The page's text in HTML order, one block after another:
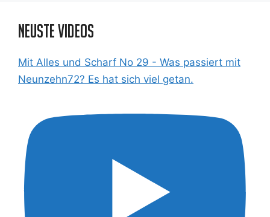
Neuste Videos
Mit Alles und Scharf No 29 - Was passiert mit
Neunzehn72? Es hat sich viel getan.